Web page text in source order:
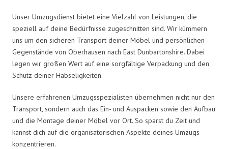
Unser Umzugsdienst bietet eine Vielzahl von Leistungen, die
speziell auf deine Bedürfnisse zugeschnitten sind. Wir kümmern
uns um den sicheren Transport deiner Möbel und persönlichen
Gegenstände von Oberhausen nach East Dunbartonshire. Dabei
legen wir großen Wert auf eine sorgfältige Verpackung und den
Schutz deiner Habseligkeiten.
Unsere erfahrenen Umzugsspezialisten übernehmen nicht nur den
Transport, sondern auch das Ein- und Auspacken sowie den Aufbau
und die Montage deiner Möbel vor Ort. So sparst du Zeit und
kannst dich auf die organisatorischen Aspekte deines Umzugs
konzentrieren.